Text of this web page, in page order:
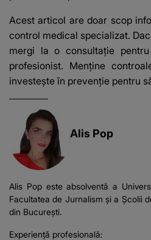
Acest articol are doar scop
control medical specializat.
mergi la o consultație
profesionist. Menține
investește în prevenție pentru
Alis Pop
Alis Pop este absolventă a
Facultatea de Jurnalism și a Școlii
din București.
Experiență profesională: